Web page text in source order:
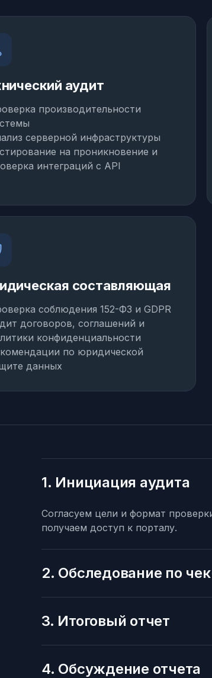
аудит
производительности
серверной инфраструктуры
на проникновение и
интеграций с API
составляющая
соблюдения 152-ФЗ и GDPR
договоров, соглашений и
конфиденциальности
по юридической
данных
1. Инициация аудита
Согласуем цели и формат
получаем доступ к порталу.
2. Обследование по
3. Итоговый отчет
4. Обсуждение отчета